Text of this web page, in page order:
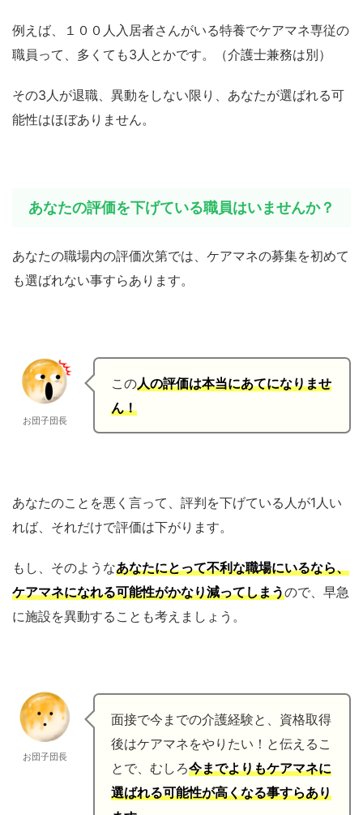
例えば、１００人入居者さんがいる特養でケアマネ専従の
職員って、多くても3人とかです。（介護士兼務は別）
その3人が退職、異動をしない限り、あなたが選ばれる可
能性はほぼありません。
あなたの評価を下げている職員はいませんか？
あなたの職場内の評価次第では、ケアマネの募集を初めて
も選ばれない事すらあります。
お団子団長
この人の評価は本当にあてになりませ
ん！
あなたのことを悪く言って、評判を下げている人が1人い
れば、それだけで評価は下がります。
もし、そのようなあなたにとって不利な職場にいるなら、
ケアマネになれる可能性がかなり減ってしまうので、早急
に施設を異動することも考えましょう。
お団子団長
面接で今までの介護経験と、資格取得
後はケアマネをやりたい！と伝えるこ
とで、むしろ今までよりもケアマネに
選ばれる可能性が高くなる事すらあり